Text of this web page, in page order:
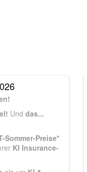
Und das...
Sommer-Preise*
KI Insurance-